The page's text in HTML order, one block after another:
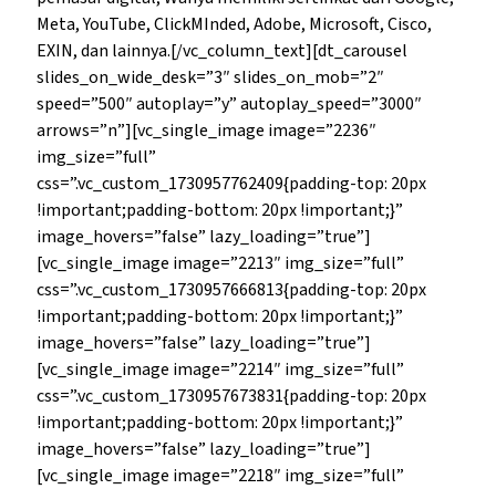
Meta, YouTube, ClickMInded, Adobe, Microsoft, Cisco,
EXIN, dan lainnya.[/vc_column_text][dt_carousel
slides_on_wide_desk=”3″ slides_on_mob=”2″
speed=”500″ autoplay=”y” autoplay_speed=”3000″
arrows=”n”][vc_single_image image=”2236″
img_size=”full”
css=”.vc_custom_1730957762409{padding-top: 20px
!important;padding-bottom: 20px !important;}”
image_hovers=”false” lazy_loading=”true”]
[vc_single_image image=”2213″ img_size=”full”
css=”.vc_custom_1730957666813{padding-top: 20px
!important;padding-bottom: 20px !important;}”
image_hovers=”false” lazy_loading=”true”]
[vc_single_image image=”2214″ img_size=”full”
css=”.vc_custom_1730957673831{padding-top: 20px
!important;padding-bottom: 20px !important;}”
image_hovers=”false” lazy_loading=”true”]
[vc_single_image image=”2218″ img_size=”full”